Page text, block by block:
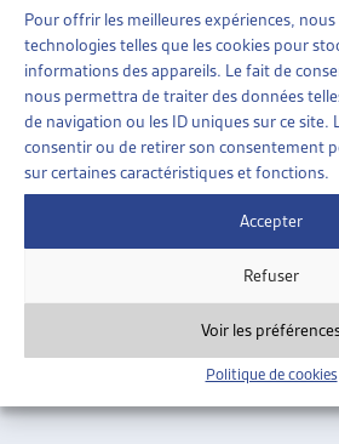
Pour offrir les meilleures expériences,
technologies telles que les cookies pour
informations des appareils. Le fait de
nous permettra de traiter des données
de navigation ou les ID uniques sur ce site.
consentir ou de retirer son consentement
sur certaines caractéristiques et fonctions.
Accepter
Refuser
Voir les
Politique de cookies
cours qui comporte le résumé des
durant [...]
Parlement »Objets terminés